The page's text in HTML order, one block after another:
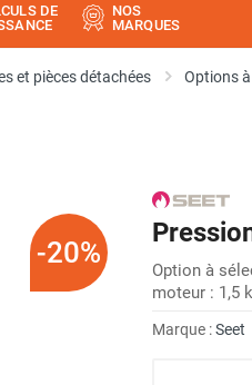
DE
NOS
MARQUES
et pièces détachées Options
-20%
Option à
moteur : 1,5
Marque :Seet